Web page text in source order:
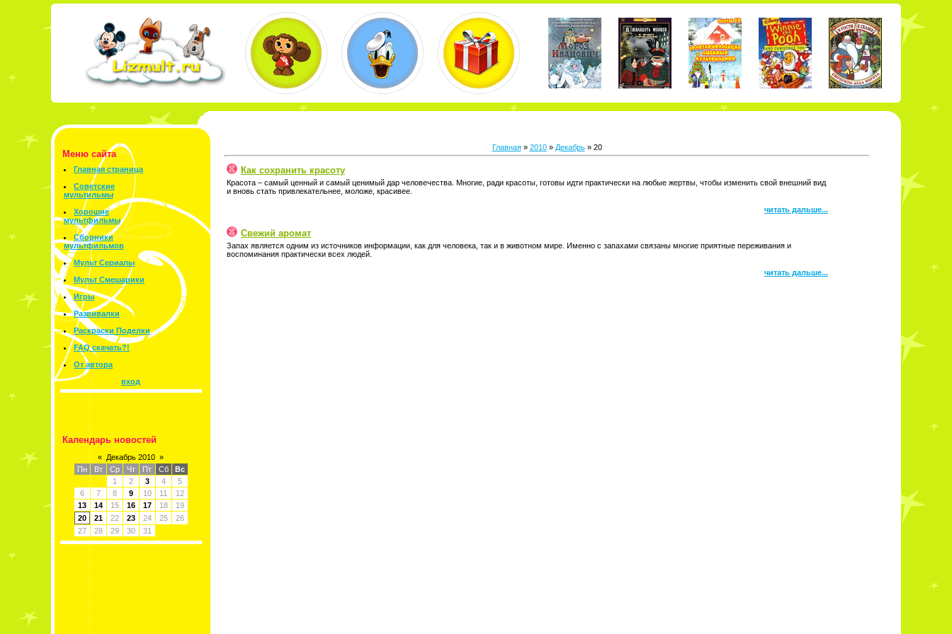
Меню сайта
Главная страница
Советские
мультильмы
Хорошие
мультфильмы
Сборники
мультфильмов
Мульт Сериалы
Мульт Смешарики
Игры
Развивалки
Раскраски Поделки
FAQ скачать?!
От автора
вход
Календарь новостей
« Декабрь 2010 »
Пн
Вт Ср Чт Пт Сб
Вс
1
2 3 4
5
6
7 8 9 10 11
12
13
14 15 16 17 18
19
20
21 22 23 24 25
26
27
28 29 30 31
Главная» 2010 » Декабрь » 20
Как сохранить красоту
Красота – самый ценный и самый ценимый дар человечества. Многие, ради красоты, готовы идти практически на любые жертвы, чтобы изменить свой внешний вид
и вновь стать привлекательнее, моложе, красивее.
читать дальше...
Свежий аромат
Запах является одним из источников информации, как для человека, так и в животном мире. Именно с запахами связаны многие приятные переживания и
воспоминания практически всех людей.
читать дальше...